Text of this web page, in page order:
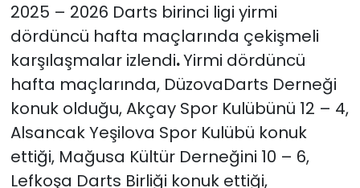
değerli yatırımdır”
2025 – 2026 Darts birinci ligi yirmi
dördüncü hafta maçlarında çekişmeli
karşılaşmalar izlendi.Yirmi dördüncü
hafta maçlarında, DüzovaDarts Derneği
konuk olduğu, Akçay Spor Kulübünü 12 – 4,
Alsancak Yeşilova Spor Kulübü konuk
ettiği, Mağusa Kültür Derneğini 10 – 6,
Lefkoşa Darts Birliği konuk ettiği,
Teknoloji
TÜRKiYE
Video Galeri
YAŞAM